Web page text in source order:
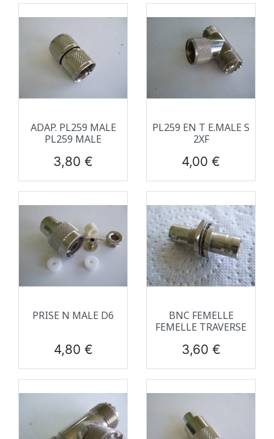
ADAP. PL259 MALE
PL259 MALE
Prix
3,80 €
PL259 EN T E.MALE S
2XF
Prix
4,00 €
PRISE N MALE D6
Prix
4,80 €
BNC FEMELLE
FEMELLE TRAVERSE
Prix
3,60 €